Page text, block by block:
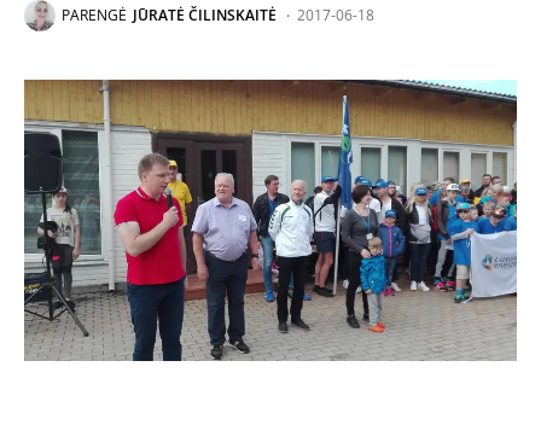
PARENGĖ JŪRATĖ ČILINSKAITĖ 2017-06-18